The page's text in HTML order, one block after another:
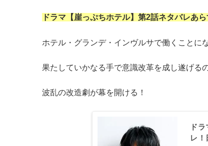
ドラマ【崖っぷちホテル】第2話ネタバレあら
ホテル・グランデ・インヴルサで働くことに
果たしていかなる手で意識改革を成し遂げる
波乱の改造劇が幕を開ける！
ド
レ！